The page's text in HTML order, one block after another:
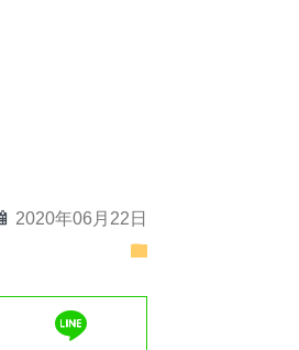
2020年06月22日
folder
line